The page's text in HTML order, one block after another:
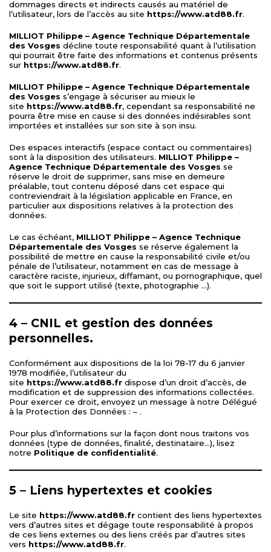
dommages directs et indirects causés au matériel de
l’utilisateur, lors de l’accès au site https://www.atd88.fr.
MILLIOT Philippe – Agence Technique Départementale
des Vosges décline toute responsabilité quant à l’utilisation
qui pourrait être faite des informations et contenus présents
sur https://www.atd88.fr.
MILLIOT Philippe – Agence Technique Départementale
des Vosges s’engage à sécuriser au mieux le
site https://www.atd88.fr, cependant sa responsabilité ne
pourra être mise en cause si des données indésirables sont
importées et installées sur son site à son insu.
Des espaces interactifs (espace contact ou commentaires)
sont à la disposition des utilisateurs. MILLIOT Philippe –
Agence Technique Départementale des Vosges se
réserve le droit de supprimer, sans mise en demeure
préalable, tout contenu déposé dans cet espace qui
contreviendrait à la législation applicable en France, en
particulier aux dispositions relatives à la protection des
données.
Le cas échéant, MILLIOT Philippe – Agence Technique
Départementale des Vosges se réserve également la
possibilité de mettre en cause la responsabilité civile et/ou
pénale de l’utilisateur, notamment en cas de message à
caractère raciste, injurieux, diffamant, ou pornographique, quel
que soit le support utilisé (texte, photographie …).
4 – CNIL et gestion des données
personnelles.
Conformément aux dispositions de la loi 78-17 du 6 janvier
1978 modifiée, l’utilisateur du
site https://www.atd88.fr dispose d’un droit d’accès, de
modification et de suppression des informations collectées.
Pour exercer ce droit, envoyez un message à notre Délégué
à la Protection des Données : – .
Pour plus d’informations sur la façon dont nous traitons vos
données (type de données, finalité, destinataire…), lisez
notre Politique de confidentialité.
5 – Liens hypertextes et cookies
Le site https://www.atd88.fr contient des liens hypertextes
vers d’autres sites et dégage toute responsabilité à propos
de ces liens externes ou des liens créés par d’autres sites
vers https://www.atd88.fr.